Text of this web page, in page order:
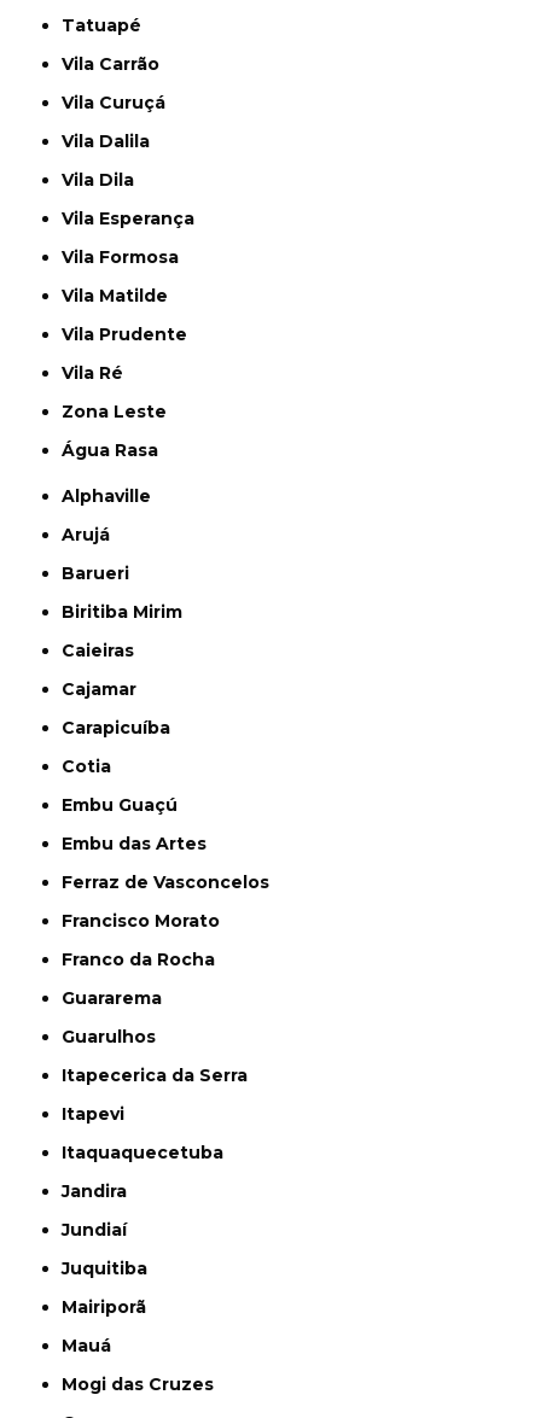
Tatuapé
Vila Carrão
Vila Curuçá
Vila Dalila
Vila Dila
Vila Esperança
Vila Formosa
Vila Matilde
Vila Prudente
Vila Ré
Zona Leste
Água Rasa
Alphaville
Arujá
Barueri
Biritiba Mirim
Caieiras
Cajamar
Carapicuíba
Cotia
Embu Guaçú
Embu das Artes
Ferraz de Vasconcelos
Francisco Morato
Franco da Rocha
Guararema
Guarulhos
Itapecerica da Serra
Itapevi
Itaquaquecetuba
Jandira
Jundiaí
Juquitiba
Mairiporã
Mauá
Mogi das Cruzes